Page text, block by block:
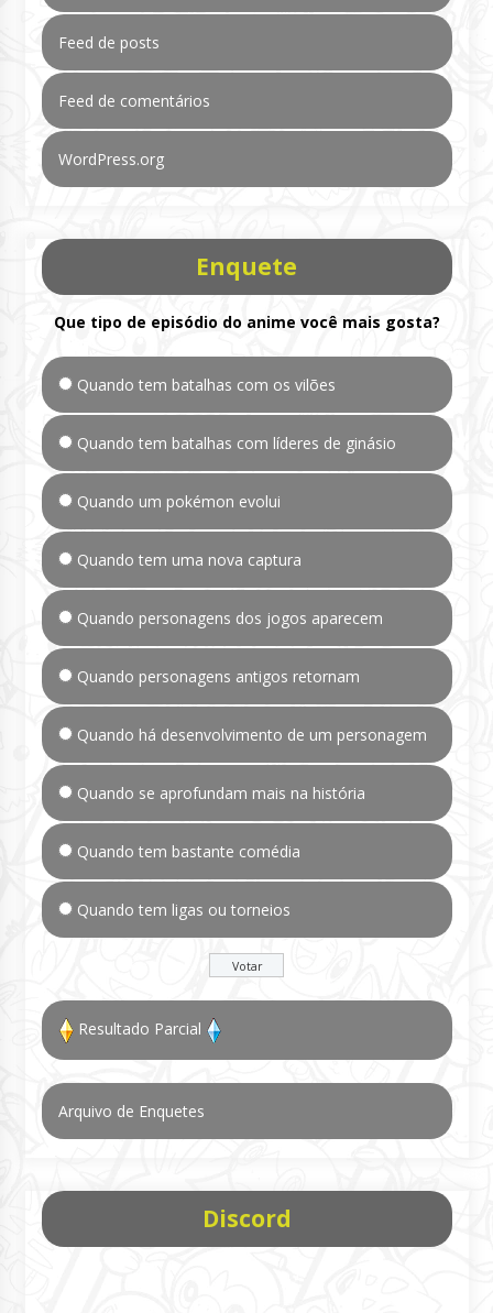
Feed de posts
Feed de comentários
WordPress.org
Enquete
Que tipo de episódio do anime você mais gosta?
Quando tem batalhas com os vilões
Quando tem batalhas com líderes de ginásio
Quando um pokémon evolui
Quando tem uma nova captura
Quando personagens dos jogos aparecem
Quando personagens antigos retornam
Quando há desenvolvimento de um personagem
Quando se aprofundam mais na história
Quando tem bastante comédia
Quando tem ligas ou torneios
Resultado Parcial
Arquivo de Enquetes
Discord